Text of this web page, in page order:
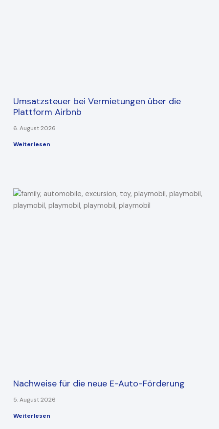
Umsatzsteuer bei Vermietungen über die
Plattform Airbnb
6. August 2026
Weiterlesen
Nachweise für die neue E-Auto-Förderung
5. August 2026
Weiterlesen